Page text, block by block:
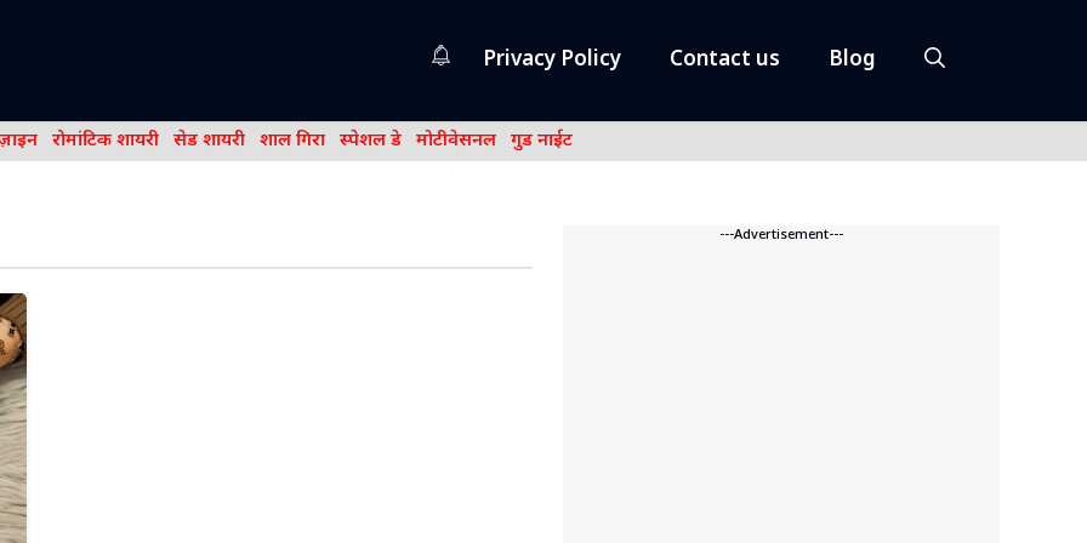
Privacy Policy Contact us Blog
रोमांटिक शायरी सेड शायरी शाल गिरा स्पेशल डे मोटीवेसनल गुड नाईट
---Advertisement---